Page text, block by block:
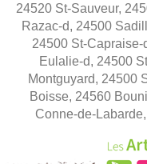
24520 St-Sauveur,
Razac-d, 24500
24500 St-
Eulalie-d, 24500
Montguyard, 24500
Boisse, 24560
Conne-de-